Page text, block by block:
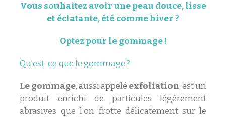
Vous souhaitez avoir une peau douce, lisse
et éclatante, été comme hiver ?
Optez pour le gommage !
Qu’est-ce que le gommage ?
Le gommage, aussi appelé exfoliation, est un
produit enrichi de particules légèrement
abrasives que l’on frotte délicatement sur le